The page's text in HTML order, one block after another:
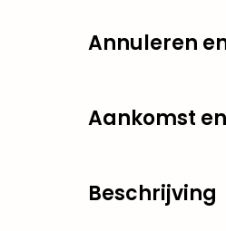
Annuleren
Aankomst
Beschrijving